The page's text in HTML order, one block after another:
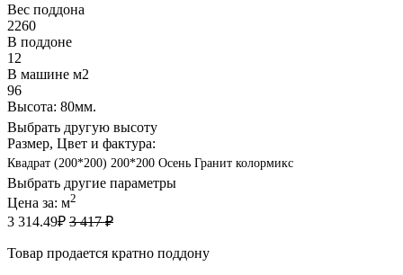
Вес поддона
2260
В поддоне
12
В машине м2
96
Высота: 80мм.
Выбрать другую высоту
Размер, Цвет и фактура:
Квадрат (200*200) 200*200 Осень Гранит колормикс
Выбрать другие параметры
Цена за: м2
3 314.49₽ 3 417 ₽
Товар продается кратно поддону